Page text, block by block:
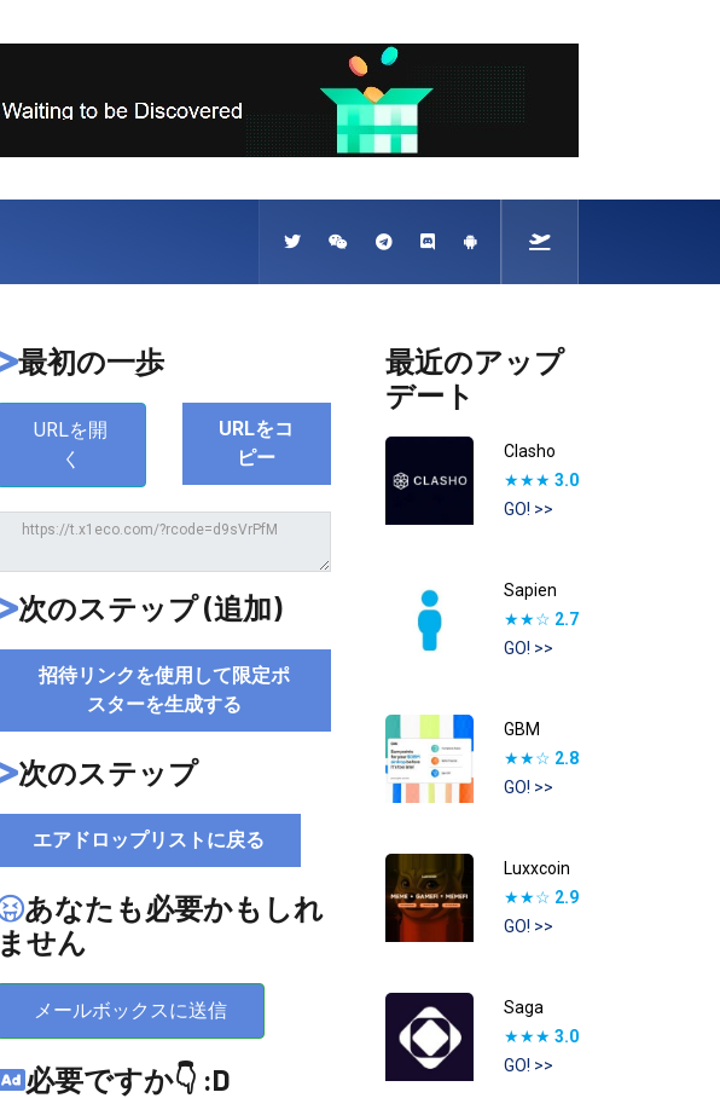
最初の一歩
URLを開
く
URLをコ
ピー
次のステップ (追加)
招待リンクを使用して限定ポ
スターを生成する
次のステップ
エアドロップリストに戻る
あなたも必要かもしれ
ません
メールボックスに送信
必要ですか👇 :D
最近のアップ
デート
Clasho
★★★ 3.0
GO! >>
Sapien
★★☆ 2.7
GO! >>
GBM
★★☆ 2.8
GO! >>
Luxxcoin
★★☆ 2.9
GO! >>
Saga
★★★ 3.0
GO! >>